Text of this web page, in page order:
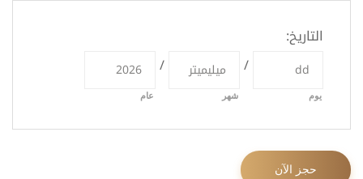
التاريخ:
يوم
/
شهر عام
حجز الآن